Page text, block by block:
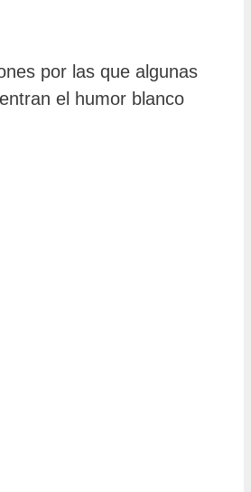
por las que algunas
el humor blanco